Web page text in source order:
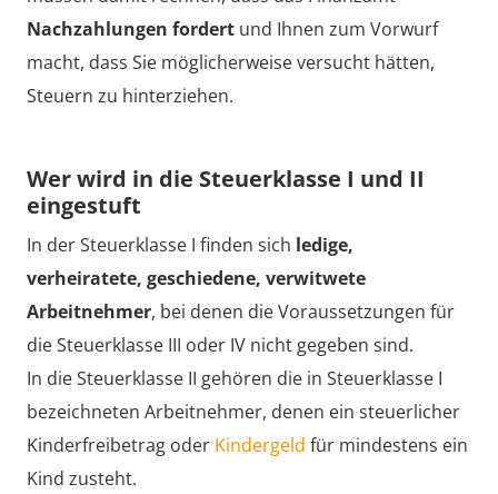
Nachzahlungen fordert und Ihnen zum Vorwurf
macht, dass Sie möglicherweise versucht hätten,
Steuern zu hinterziehen.
Wer wird in die Steuerklasse I und II
eingestuft
In der Steuerklasse I finden sich ledige,
verheiratete, geschiedene, verwitwete
Arbeitnehmer, bei denen die Voraussetzungen für
die Steuerklasse III oder IV nicht gegeben sind.
In die Steuerklasse II gehören die in Steuerklasse I
bezeichneten Arbeitnehmer, denen ein steuerlicher
Kinderfreibetrag oder Kindergeld für mindestens ein
Kind zusteht.